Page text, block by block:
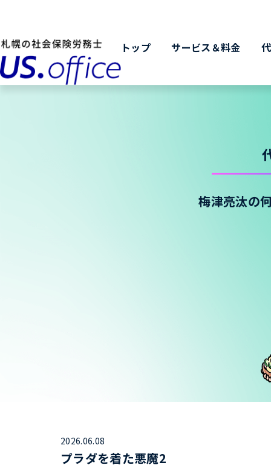
トップ サービス＆料金
梅津亮汰の
2026.06.08
プラダを着た悪魔2